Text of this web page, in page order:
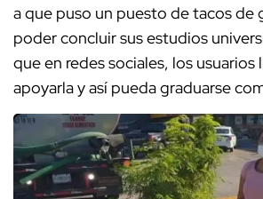
a que puso un puesto de tacos de
poder concluir sus estudios
que en redes sociales, los usuarios
apoyarla y así pueda graduarse